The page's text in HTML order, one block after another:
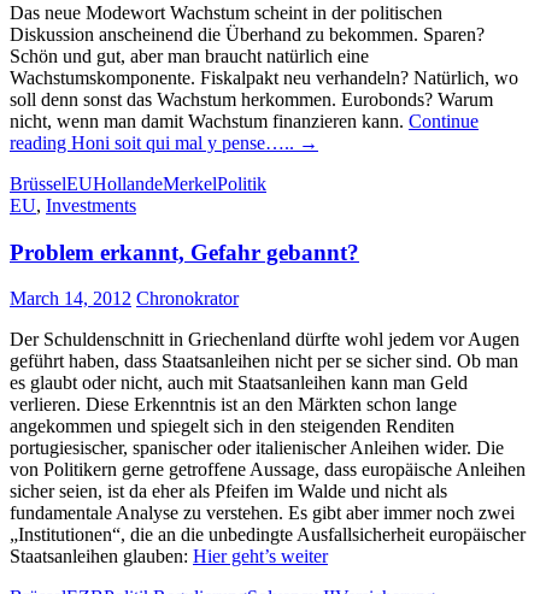
Das neue Modewort Wachstum scheint in der politischen
Diskussion anscheinend die Überhand zu bekommen. Sparen?
Schön und gut, aber man braucht natürlich eine
Wachstumskomponente. Fiskalpakt neu verhandeln? Natürlich, wo
soll denn sonst das Wachstum herkommen. Eurobonds? Warum
nicht, wenn man damit Wachstum finanzieren kann. Continue
reading Honi soit qui mal y pense….. →
BrüsselEUHollandeMerkelPolitik
EU, Investments
Problem erkannt, Gefahr gebannt?
March 14, 2012 Chronokrator
Der Schuldenschnitt in Griechenland dürfte wohl jedem vor Augen
geführt haben, dass Staatsanleihen nicht per se sicher sind. Ob man
es glaubt oder nicht, auch mit Staatsanleihen kann man Geld
verlieren. Diese Erkenntnis ist an den Märkten schon lange
angekommen und spiegelt sich in den steigenden Renditen
portugiesischer, spanischer oder italienischer Anleihen wider. Die
von Politikern gerne getroffene Aussage, dass europäische Anleihen
sicher seien, ist da eher als Pfeifen im Walde und nicht als
fundamentale Analyse zu verstehen. Es gibt aber immer noch zwei
„Institutionen“, die an die unbedingte Ausfallsicherheit europäischer
Staatsanleihen glauben: Hier geht’s weiter